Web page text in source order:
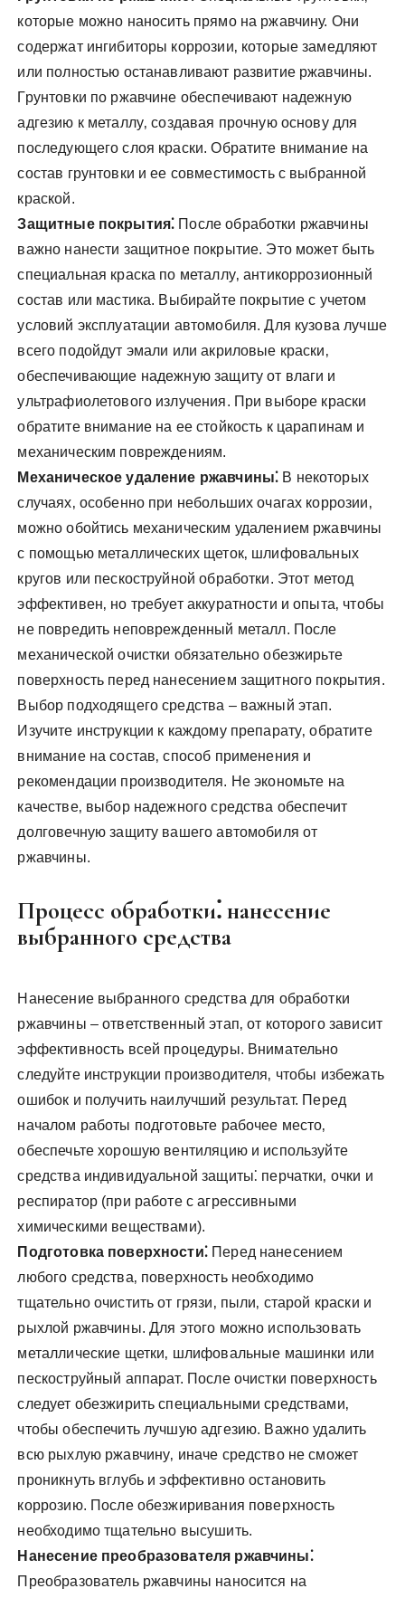
которые можно наносить прямо на ржавчину. Они
содержат ингибиторы коррозии‚ которые замедляют
или полностью останавливают развитие ржавчины.
Грунтовки по ржавчине обеспечивают надежную
адгезию к металлу‚ создавая прочную основу для
последующего слоя краски. Обратите внимание на
состав грунтовки и ее совместимость с выбранной
краской.
Защитные покрытия⁚ После обработки ржавчины
важно нанести защитное покрытие. Это может быть
специальная краска по металлу‚ антикоррозионный
состав или мастика. Выбирайте покрытие с учетом
условий эксплуатации автомобиля. Для кузова лучше
всего подойдут эмали или акриловые краски‚
обеспечивающие надежную защиту от влаги и
ультрафиолетового излучения. При выборе краски
обратите внимание на ее стойкость к царапинам и
механическим повреждениям.
Механическое удаление ржавчины⁚ В некоторых
случаях‚ особенно при небольших очагах коррозии‚
можно обойтись механическим удалением ржавчины
с помощью металлических щеток‚ шлифовальных
кругов или пескоструйной обработки. Этот метод
эффективен‚ но требует аккуратности и опыта‚ чтобы
не повредить неповрежденный металл. После
механической очистки обязательно обезжирьте
поверхность перед нанесением защитного покрытия.
Выбор подходящего средства – важный этап.
Изучите инструкции к каждому препарату‚ обратите
внимание на состав‚ способ применения и
рекомендации производителя. Не экономьте на
качестве‚ выбор надежного средства обеспечит
долговечную защиту вашего автомобиля от
ржавчины.
Процесс обработки⁚ нанесение
выбранного средства
Нанесение выбранного средства для обработки
ржавчины – ответственный этап‚ от которого зависит
эффективность всей процедуры. Внимательно
следуйте инструкции производителя‚ чтобы избежать
ошибок и получить наилучший результат. Перед
началом работы подготовьте рабочее место‚
обеспечьте хорошую вентиляцию и используйте
средства индивидуальной защиты⁚ перчатки‚ очки и
респиратор (при работе с агрессивными
химическими веществами).
Подготовка поверхности⁚Перед нанесением
любого средства‚ поверхность необходимо
тщательно очистить от грязи‚ пыли‚ старой краски и
рыхлой ржавчины. Для этого можно использовать
металлические щетки‚ шлифовальные машинки или
пескоструйный аппарат. После очистки поверхность
следует обезжирить специальными средствами‚
чтобы обеспечить лучшую адгезию. Важно удалить
всю рыхлую ржавчину‚ иначе средство не сможет
проникнуть вглубь и эффективно остановить
коррозию. После обезжиривания поверхность
необходимо тщательно высушить.
Нанесение преобразователя ржавчины⁚
Преобразователь ржавчины наносится на